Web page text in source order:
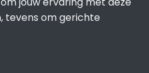
tevens om gerichte